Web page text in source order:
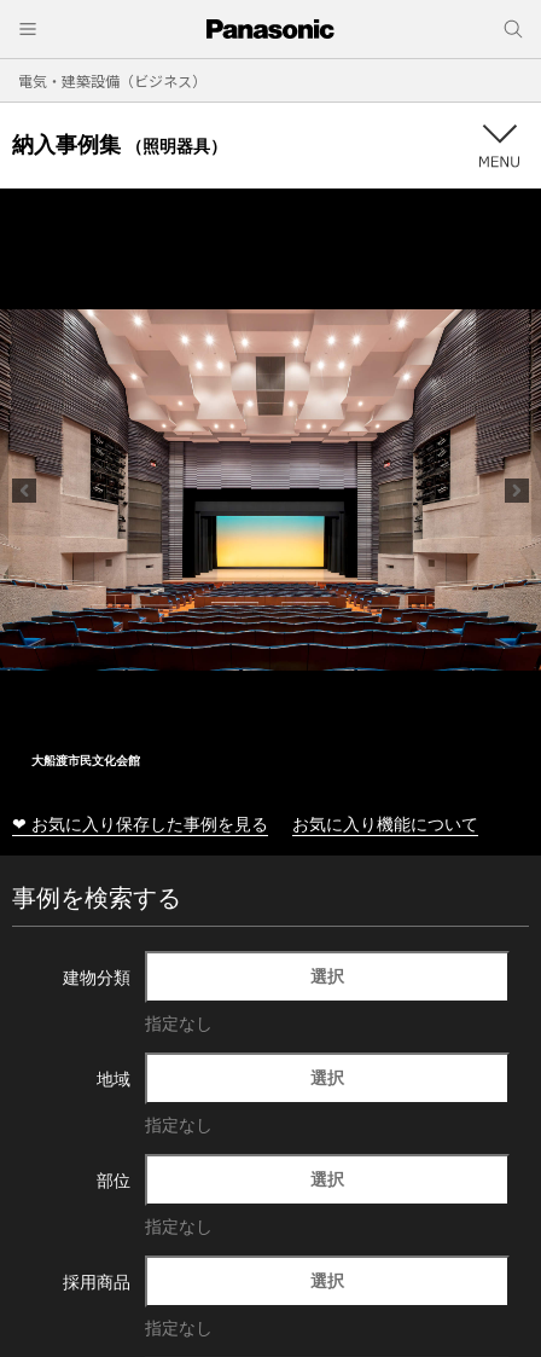
電気・建築設備（ビジネス）
納入事例集 （照明器具）
大船渡市民文化会館
❤ お気に入り保存した事例を見る お気に入り機能について
事例を検索する
建物分類 選択
指定なし
地域 選択
指定なし
部位 選択
指定なし
採用商品 選択
指定なし